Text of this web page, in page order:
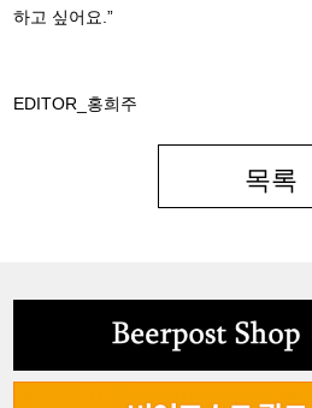
하고 싶어요.”
EDITOR_홍희주
목록